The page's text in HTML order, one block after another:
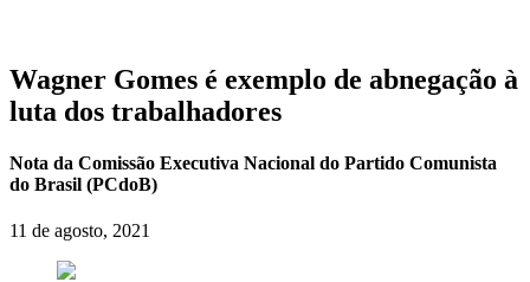
Wagner Gomes é exemplo de abnegação à
luta dos trabalhadores
Nota da Comissão Executiva Nacional do Partido Comunista
do Brasil (PCdoB)
11 de agosto, 2021